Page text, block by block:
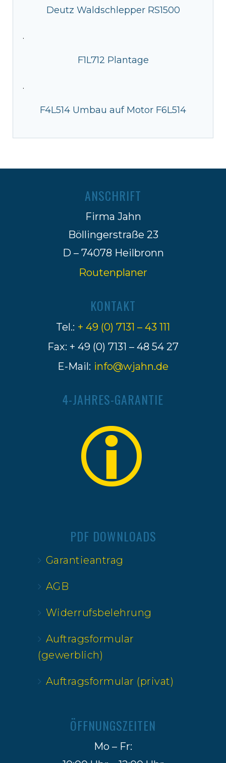
Deutz Waldschlepper RS1500
·
F1L712 Plantage
·
F4L514 Umbau auf Motor F6L514
ANSCHRIFT
Firma Jahn
Böllingerstraße 23
D – 74078 Heilbronn
Routenplaner
KONTAKT
Tel.: + 49 (0) 7131 – 43 111
Fax: + 49 (0) 7131 – 48 54 27
E-Mail: info@wjahn.de
4-JAHRES-GARANTIE
PDF DOWNLOADS
Garantieantrag
AGB
Widerrufsbelehrung
Auftragsformular
(gewerblich)
Auftragsformular (privat)
ÖFFNUNGSZEITEN
Mo – Fr: